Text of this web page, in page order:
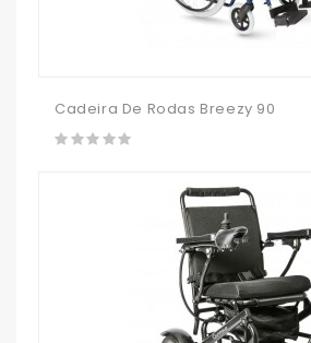
Cadeira De Rodas Breezy 90